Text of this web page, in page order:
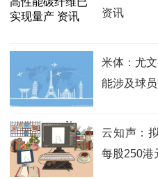
资讯
米体：尤
能涉及球
云知声：
每股250港